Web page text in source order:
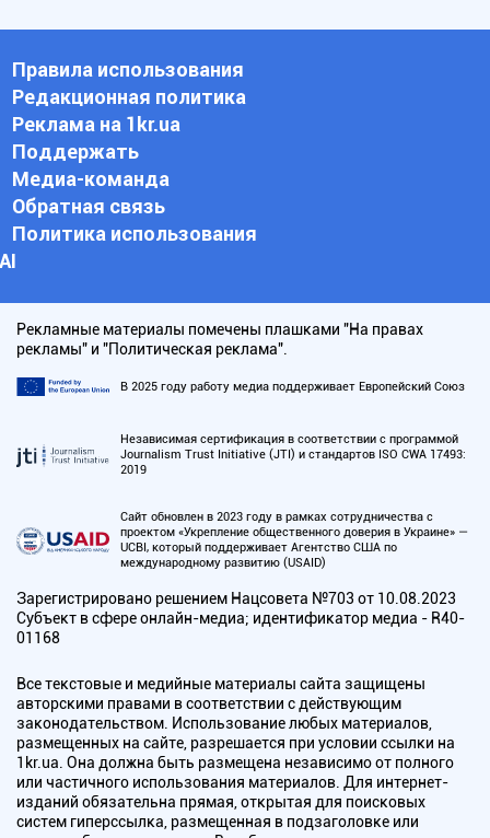
Правила использования
Редакционная политика
Реклама на 1kr.ua
Поддержать
Медиа-команда
Обратная связь
Политика использования
АI
Рекламные материалы помечены плашками "На правах
рекламы" и "Политическая реклама".
В 2025 году работу медиа поддерживает Европейский Союз
Независимая сертификация в соответствии с программой
Journalism Trust Initiative (JTI) и стандартов ISO CWA 17493:
2019
Сайт обновлен в 2023 году в рамках сотрудничества с
проектом «Укрепление общественного доверия в Украине» —
UCBI, который поддерживает Агентство США по
международному развитию (USAID)
Зарегистрировано решением Нацсовета №703 от 10.08.2023
Субъект в сфере онлайн-медиа; идентификатор медиа - R40-
01168
Все текстовые и медийные материалы сайта защищены
авторскими правами в соответствии с действующим
законодательством. Использование любых материалов,
размещенных на сайте, разрешается при условии ссылки на
1kr.ua. Она должна быть размещена независимо от полного
или частичного использования материалов. Для интернет-
изданий обязательна прямая, открытая для поисковых
систем гиперссылка, размещенная в подзаголовке или